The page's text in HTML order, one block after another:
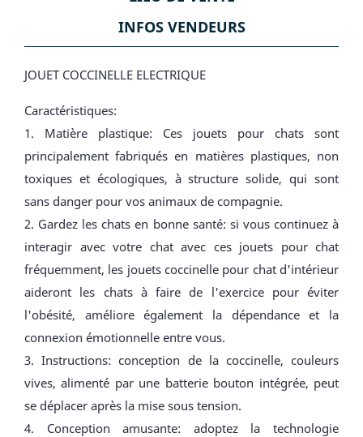
INFOS VENDEURS
JOUET COCCINELLE ELECTRIQUE
Caractéristiques:
1. Matière plastique: Ces jouets pour chats sont
principalement fabriqués en matières plastiques, non
toxiques et écologiques, à structure solide, qui sont
sans danger pour vos animaux de compagnie.
2. Gardez les chats en bonne santé: si vous continuez à
interagir avec votre chat avec ces jouets pour chat
fréquemment, les jouets coccinelle pour chat d'intérieur
aideront les chats à faire de l'exercice pour éviter
l'obésité, améliore également la dépendance et la
connexion émotionnelle entre vous.
3. Instructions: conception de la coccinelle, couleurs
vives, alimenté par une batterie bouton intégrée, peut
se déplacer après la mise sous tension.
4. Conception amusante: adoptez la technologie